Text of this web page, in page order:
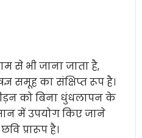
से भी जाना जाता है,
समूह का संक्षिप्त रूप है।
को बिना धुंधलापन के
में उपयोग किए जाने
प्रारूप है।